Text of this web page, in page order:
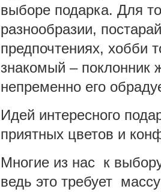
выборе подарка. Для
разнообразии,
предпочтениях, хобби
знакомый – поклонник
непременно его
Идей интересного
приятных цветов и
Многие из нас к
ведь это требует